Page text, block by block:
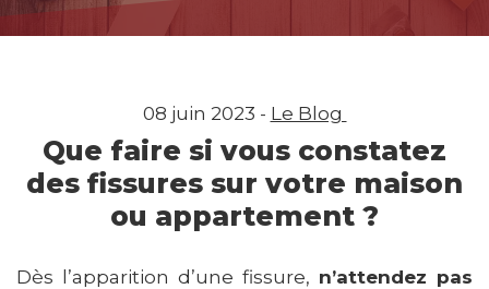
08 juin 2023 - Le Blog
Que faire si vous constatez
des fissures sur votre maison
ou appartement ?
Dès l’apparition d’une fissure, n’attendez pas